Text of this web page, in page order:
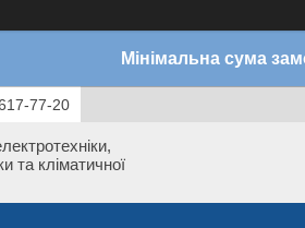
Мінімальна сума
77-20
та кліматичної